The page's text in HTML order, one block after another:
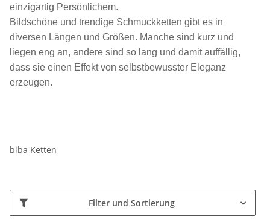
einzigartig Persönlichem.
Bildschöne und trendige Schmuckketten gibt es in
diversen Längen und Größen. Manche sind kurz und
liegen eng an, andere sind so lang und damit auffällig,
dass sie einen Effekt von selbstbewusster Eleganz
erzeugen.
biba Ketten
Filter und Sortierung